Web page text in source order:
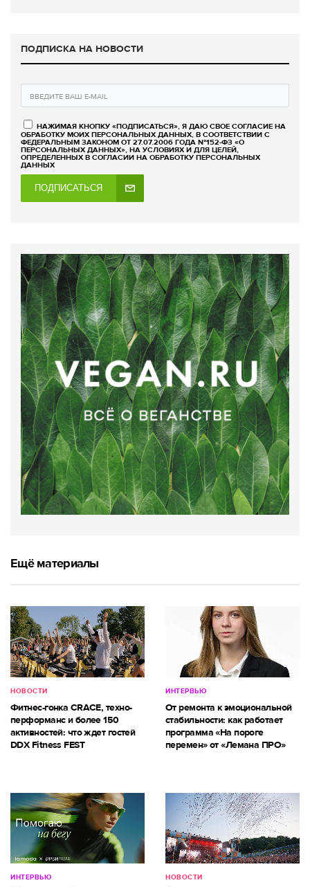
ПОДПИСКА НА НОВОСТИ
НАЖИМАЯ КНОПКУ «ПОДПИСАТЬСЯ», Я ДАЮ СВОЕ СОГЛАСИЕ НА
ОБРАБОТКУ МОИХ ПЕРСОНАЛЬНЫХ ДАННЫХ, В СООТВЕТСТВИИ С
ФЕДЕРАЛЬНЫМ ЗАКОНОМ ОТ 27.07.2006 ГОДА №152-ФЗ «О
ПЕРСОНАЛЬНЫХ ДАННЫХ», НА УСЛОВИЯХ И ДЛЯ ЦЕЛЕЙ,
ОПРЕДЕЛЕННЫХ В СОГЛАСИИ НА ОБРАБОТКУ ПЕРСОНАЛЬНЫХ
ДАННЫХ
ПОДПИСАТЬСЯ
Ещё материалы
НОВОСТИ
Фитнес-гонка CRACE, техно-
перформанс и более 150
активностей: что ждет гостей
DDX Fitness FEST
ИНТЕРВЬЮ
От ремонта к эмоциональной
стабильности: как работает
программа «На пороге
перемен» от «Лемана ПРО»
ИНТЕРВЬЮ НОВОСТИ